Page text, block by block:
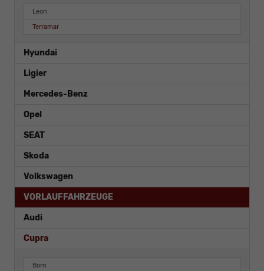
Leon
Terramar
Hyundai
Ligier
Mercedes-Benz
Opel
SEAT
Skoda
Volkswagen
VORLAUFFAHRZEUGE
Audi
Cupra
Born